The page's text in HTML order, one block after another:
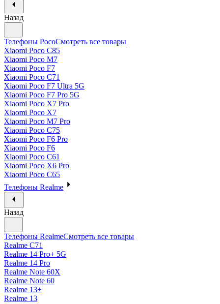
Назад
Телефоны PocoСмотреть все товары
Xiaomi Poco C85
Xiaomi Poco M7
Xiaomi Poco F7
Xiaomi Poco C71
Xiaomi Poco F7 Ultra 5G
Xiaomi Poco F7 Pro 5G
Xiaomi Poco X7 Pro
Xiaomi Poco X7
Xiaomi Poco M7 Pro
Xiaomi Poco C75
Xiaomi Poco F6 Pro
Xiaomi Poco F6
Xiaomi Poco C61
Xiaomi Poco X6 Pro
Xiaomi Poco C65
Телефоны Realme
Назад
Телефоны RealmeСмотреть все товары
Realme C71
Realme 14 Pro+ 5G
Realme 14 Pro
Realme Note 60X
Realme Note 60
Realme 13+
Realme 13